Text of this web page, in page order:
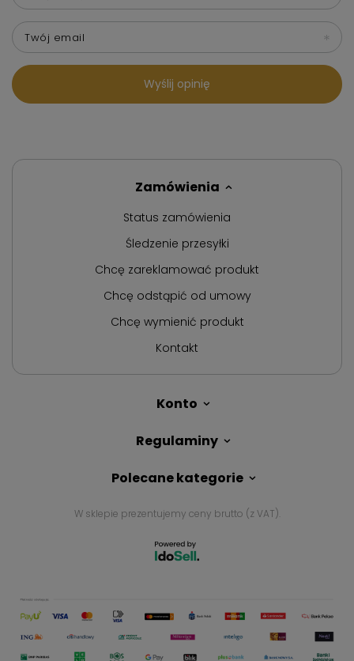
Twój email
Wyślij opinię
Zamówienia
Status zamówienia
Śledzenie przesyłki
Chcę zareklamować produkt
Chcę odstąpić od umowy
Chcę wymienić produkt
Kontakt
Konto
Regulaminy
Polecane kategorie
W sklepie prezentujemy ceny brutto (z VAT).